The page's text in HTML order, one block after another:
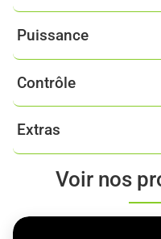
Puissance
Contrôle
Extras
Voir nos